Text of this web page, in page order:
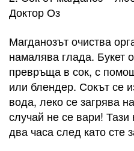
Доктор Оз
Магданозът очиства
намалява глада. Букет
превръща в сок, с
или блендер. Сокът се
вода, леко се загрява
случай не се вари! Тази
два часа след като сте